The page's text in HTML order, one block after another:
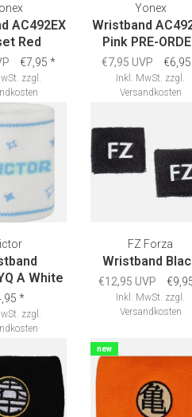
AC492EX
Red
€7,95 *
zzgl.
Yonex
Wristband
Pink PRE-
€7,95 UVP €6,95
Inkl. MwSt. zzgl.
Versandkosten
A White
*
zzgl.
FZ Forza
Wristband
€12,95 UVP
Inkl. MwSt. zzgl.
Versandkosten
new